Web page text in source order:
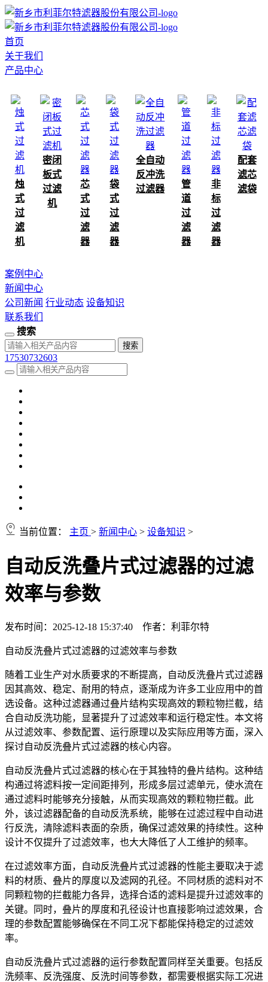
首页
关于我们
产品中心
烛
式
过
滤
机
密闭
板式
过滤
机
芯
式
过
滤
器
袋
式
过
滤
器
全自动
反冲洗
过滤器
管
道
过
滤
器
非
标
过
滤
器
配套
滤芯
滤袋
案例中心
新闻中心
公司新闻 行业动态 设备知识
联系我们
搜索
17530732603
当前位置： 主页 > 新闻中心 > 设备知识 >
自动反洗叠片式过滤器的过滤
效率与参数
发布时间：2025-12-18 15:37:40 作者：利菲尔特
自动反洗叠片式过滤器的过滤效率与参数
随着工业生产对水质要求的不断提高，自动反洗叠片式过滤器
因其高效、稳定、耐用的特点，逐渐成为许多工业应用中的首
选设备。这种过滤器通过叠片结构实现高效的颗粒物拦截，结
合自动反洗功能，显著提升了过滤效率和运行稳定性。本文将
从过滤效率、参数配置、运行原理以及实际应用等方面，深入
探讨自动反洗叠片式过滤器的核心内容。
自动反洗叠片式过滤器的核心在于其独特的叠片结构。这种结
构通过将滤料按一定间距排列，形成多层过滤单元，使水流在
通过滤料时能够充分接触，从而实现高效的颗粒物拦截。此
外，该过滤器配备的自动反洗系统，能够在过滤过程中自动进
行反洗，清除滤料表面的杂质，确保过滤效果的持续性。这种
设计不仅提升了过滤效率，也大大降低了人工维护的频率。
在过滤效率方面，自动反洗叠片式过滤器的性能主要取决于滤
料的材质、叠片的厚度以及滤网的孔径。不同材质的滤料对不
同颗粒物的拦截能力各异，选择合适的滤料是提升过滤效率的
关键。同时，叠片的厚度和孔径设计也直接影响过滤效果，合
理的参数配置能够确保在不同工况下都能保持稳定的过滤效
率。
自动反洗叠片式过滤器的运行参数配置同样至关重要。包括反
洗频率、反洗强度、反洗时间等参数，都需要根据实际工况进